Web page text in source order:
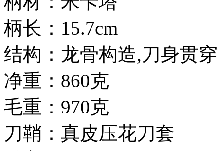
柄长：15.7cm
结构：龙骨构造,刀身贯
净重：860克
毛重：970克
刀鞘：真皮压花刀套